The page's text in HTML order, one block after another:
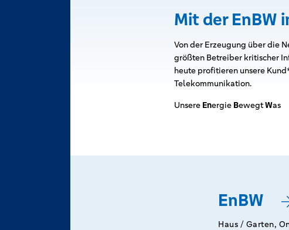
Mit der EnBW
Von der Erzeugung über die
größten Betreiber kritischer
heute profitieren unsere
Telekommunikation.
Unsere Energie BewegtWas
EnBW
Haus / Garten,